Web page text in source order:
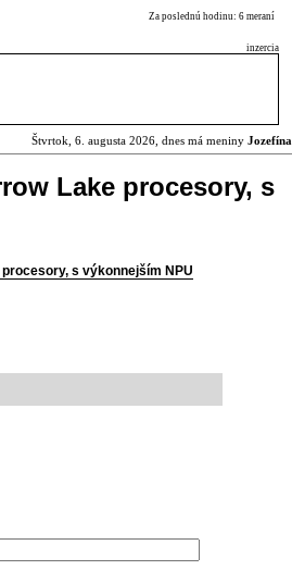
Za poslednú hodinu: 6 meraní
inzercia
Štvrtok, 6. augusta 2026, dnes má meniny Jozefína
Lake procesory, s
s výkonnejším NPU